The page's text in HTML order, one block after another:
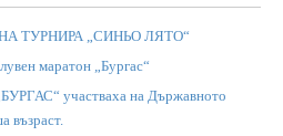
ТУРНИРА „СИНЬО ЛЯТО“
маратон „Бургас“
участваха на Държавното
възраст.